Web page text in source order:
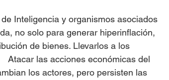
Inteligencia y organismos asociados
no solo para generar hiperinflación,
de bienes. Llevarlos a los
Atacar las acciones económicas del
los actores, pero persisten las